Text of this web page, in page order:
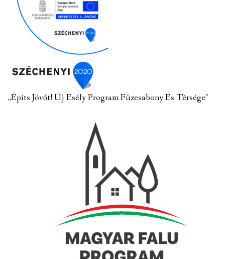
„Építs Jövőt! Új Esély Program Füzesabony És Térsége”